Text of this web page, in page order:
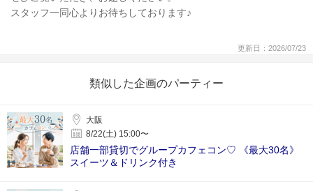
スタッフ一同心よりお待ちしております♪
更新日：2026/07/23
類似した企画のパーティー
大阪
8/22(土) 15:00〜
店舗一部貸切でグループカフェコン♡ 《最大30名》
スイーツ＆ドリンク付き